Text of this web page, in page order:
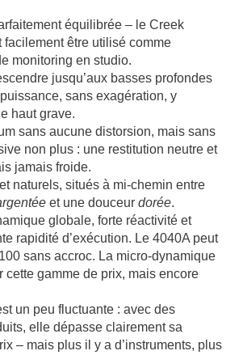
équilibrée – le Creek
facilement être utilisé comme
monitoring en studio.
jusqu’aux basses profondes
sans exagération, y
haut grave.
sans aucune distorsion, mais sans
non plus : une restitution neutre et
jamais froide.
naturels, situés à mi-chemin entre
et une douceur dorée.
globale, forte réactivité et
rapidité d’exécution. Le 4040A peut
sans accroc. La micro-dynamique
cette gamme de prix, mais encore
un peu fluctuante : avec des
elle dépasse clairement sa
– mais plus il y a d’instruments, plus